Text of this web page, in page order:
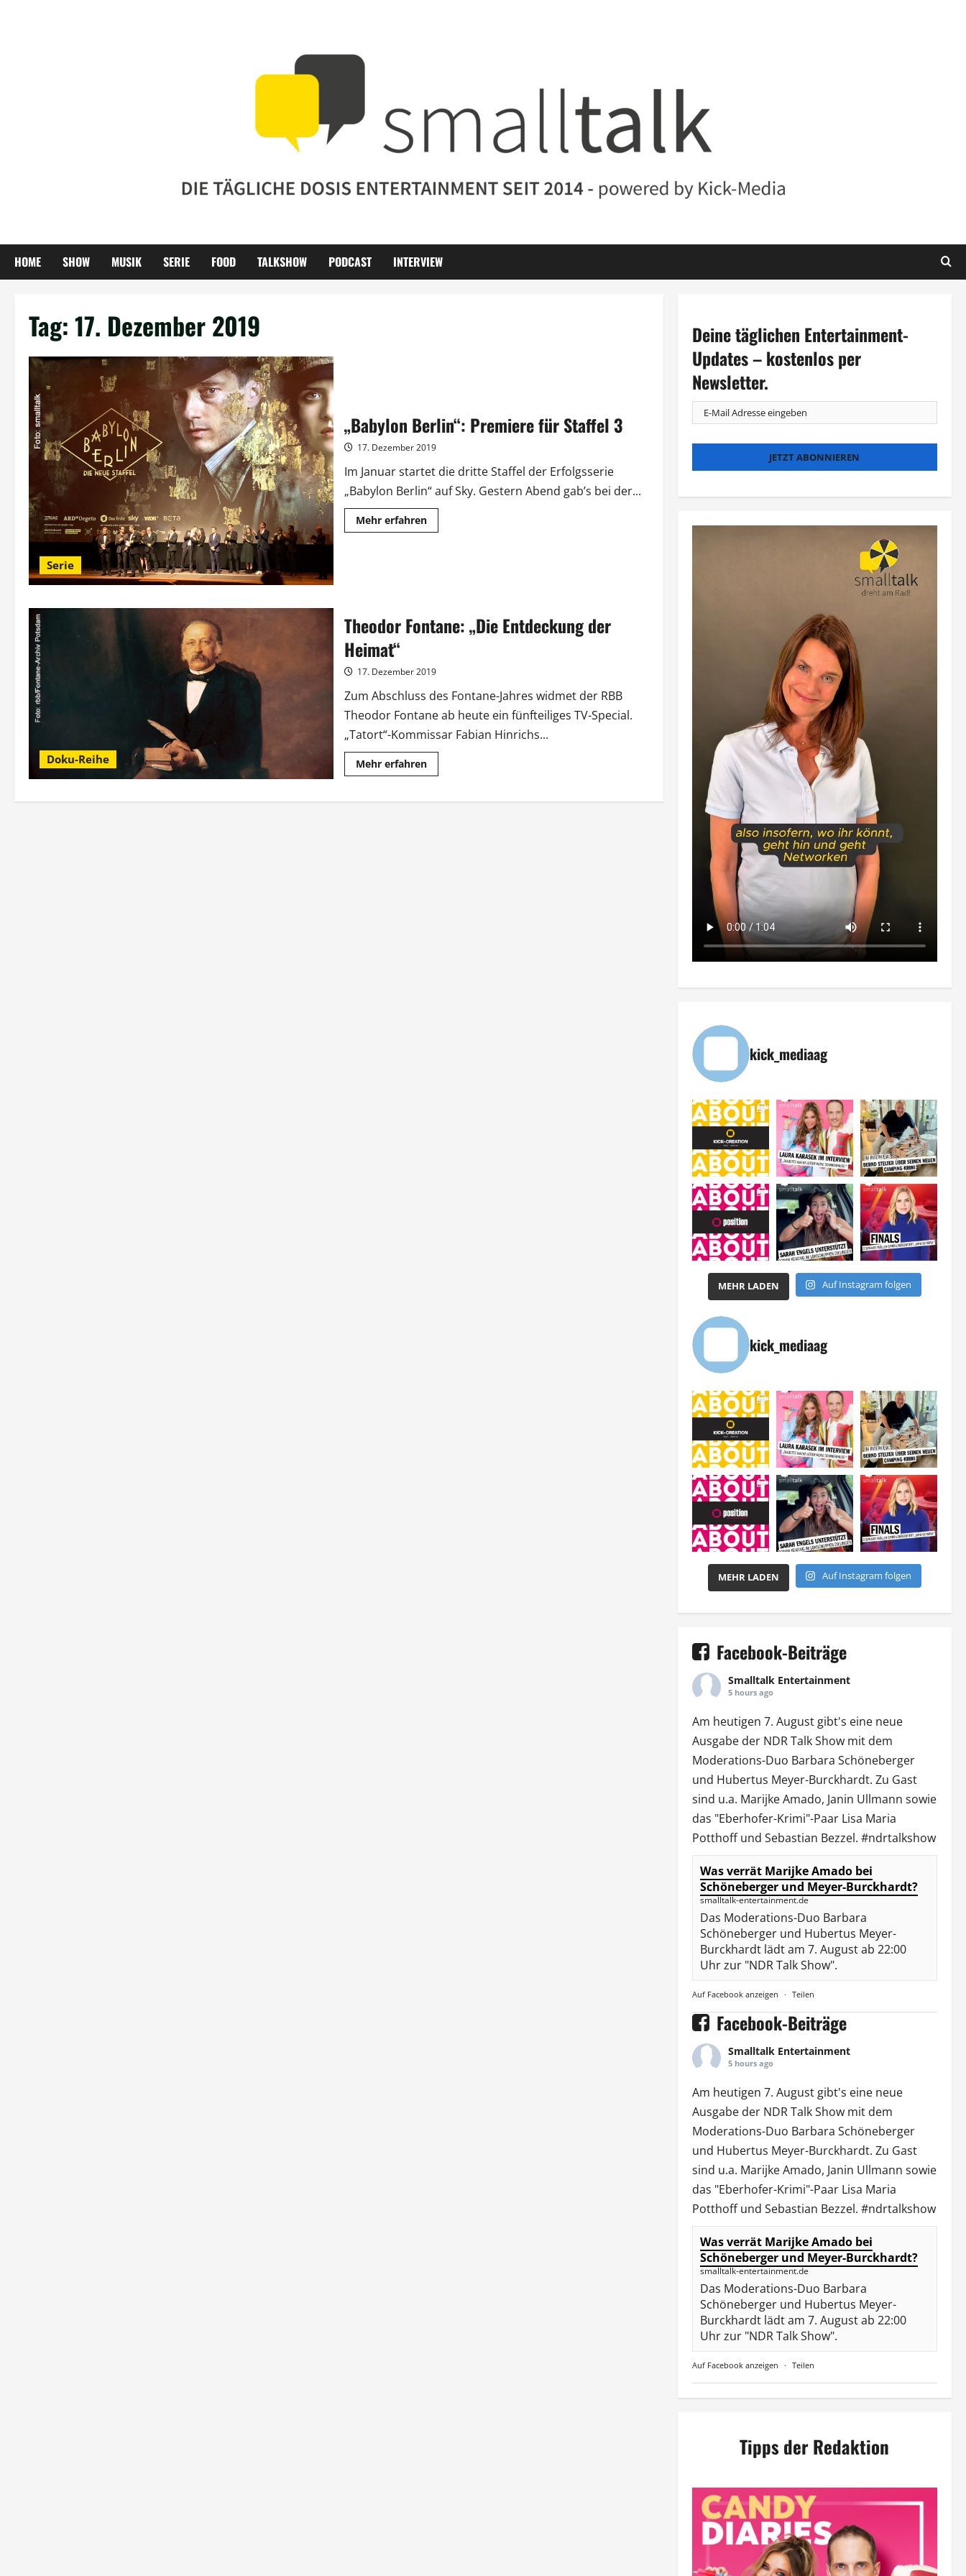
HOME SHOW MUSIK SERIE FOOD TALKSHOW PODCAST INTERVIEW
Tag:17. Dezember 2019
Serie
„Babylon Berlin“: Premiere für Staffel 3
17. Dezember 2019
Im Januar startet die dritte Staffel der Erfolgsserie
„Babylon Berlin“ auf Sky. Gestern Abend gab’s bei der...
Mehr erfahrenMehr
Informationen
Doku-Reihe
Theodor Fontane: „Die Entdeckung der
Heimat“
17. Dezember 2019
Zum Abschluss des Fontane-Jahres widmet der RBB
Theodor Fontane ab heute ein fünfteiliges TV-Special.
„Tatort“-Kommissar Fabian Hinrichs...
Mehr erfahrenMehr
Informationen
Fontane:
Deine täglichen Entertainment-
Updates – kostenlos per
Newsletter.
kick_mediaag
MEHR LADEN Auf Instagram folgen
kick_mediaag
MEHR LADEN Auf Instagram folgen
Facebook-Beiträge
Smalltalk Entertainment
5 hours ago
Am heutigen 7. August gibt's eine neue
Ausgabe der NDR Talk Showmit dem
Moderations-Duo Barbara Schöneberger
und Hubertus Meyer-Burckhardt. Zu Gast
sind u.a. Marijke Amado, Janin Ullmann sowie
das "Eberhofer-Krimi"-Paar Lisa Maria
Potthoff und Sebastian Bezzel. #ndrtalkshow
Was verrät Marijke Amado bei
Schöneberger und Meyer-Burckhardt?
smalltalk-entertainment.de
Das Moderations-Duo Barbara
Schöneberger und Hubertus Meyer-
Burckhardt lädt am 7. August ab 22:00
Uhr zur "NDR Talk Show".
Auf Facebook anzeigen · Teilen
Facebook-Beiträge
Smalltalk Entertainment
5 hours ago
Am heutigen 7. August gibt's eine neue
Ausgabe der NDR Talk Showmit dem
Moderations-Duo Barbara Schöneberger
und Hubertus Meyer-Burckhardt. Zu Gast
sind u.a. Marijke Amado, Janin Ullmann sowie
das "Eberhofer-Krimi"-Paar Lisa Maria
Potthoff und Sebastian Bezzel. #ndrtalkshow
Was verrät Marijke Amado bei
Schöneberger und Meyer-Burckhardt?
smalltalk-entertainment.de
Das Moderations-Duo Barbara
Schöneberger und Hubertus Meyer-
Burckhardt lädt am 7. August ab 22:00
Uhr zur "NDR Talk Show".
Auf Facebook anzeigen · Teilen
Tipps der Redaktion